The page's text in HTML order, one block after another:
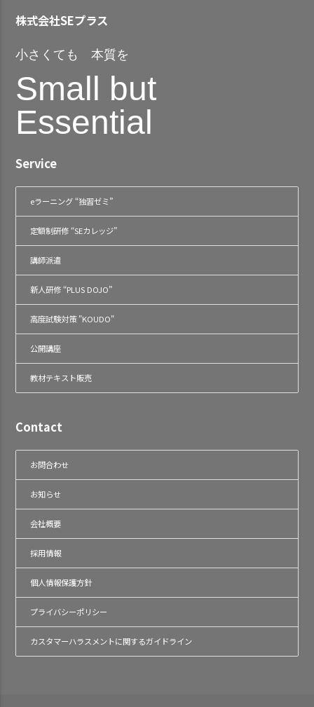
株式会社SEプラス
小さくても 本質を
Small but
Essential
Service
eラーニング “独習ゼミ”
定額制研修 “SEカレッジ”
講師派遣
新人研修 “PLUS DOJO”
高度試験対策 "KOUDO"
公開講座
教材テキスト販売
Contact
お問合わせ
お知らせ
会社概要
採用情報
個人情報保護方針
プライバシーポリシー
カスタマーハラスメントに関するガイドライン